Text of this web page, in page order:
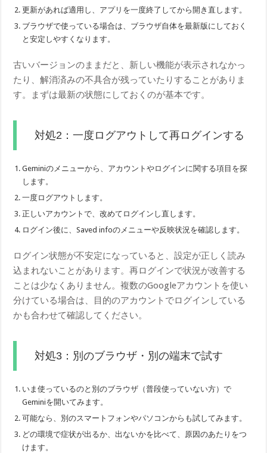
更新があれば適用し、アプリを一度終了してから開き直します。
ブラウザで使っている場合は、ブラウザ自体を最新版にしておく
と安定しやすくなります。
古いバージョンのままだと、新しい機能が表示されなかっ
たり、解消済みの不具合が残っていたりすることがありま
す。まずは最新の状態にしておくのが基本です。
対処2：一度ログアウトして再ログインする
Geminiのメニューから、アカウントやログインに関する項目を探
します。
一度ログアウトします。
正しいアカウントで、改めてログインし直します。
ログイン後に、Saved infoのメニューや反映状況を確認します。
ログイン状態が不安定になっていると、設定が正しく読み
込まれないことがあります。再ログインで状況が改善する
ことは少なくありません。複数のGoogleアカウントを使い
分けている場合は、目的のアカウントでログインしている
かも合わせて確認してください。
対処3：別のブラウザ・別の端末で試す
いま使っているのと別のブラウザ（普段使っていない方）で
Geminiを開いてみます。
可能なら、別のスマートフォンやパソコンからも試してみます。
どの環境で症状が出るか、出ないかを比べて、原因のあたりをつ
けます。